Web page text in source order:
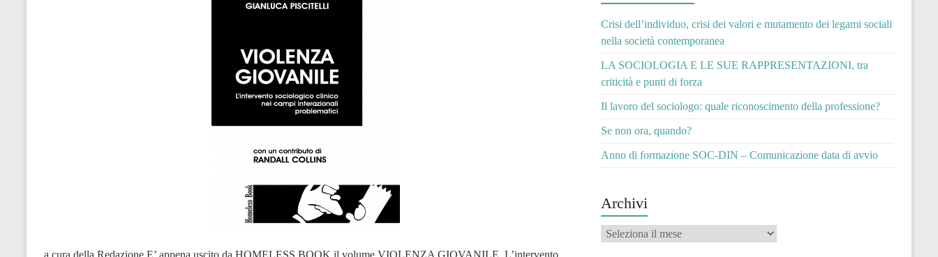
a cura della Redazione E’ appena uscito da HOMELESS BOOK il volume VIOLENZA GIOVANILE. L’intervento
Crisi dell’individuo, crisi dei valori e mutamento dei legami sociali
nella società contemporanea
LA SOCIOLOGIA E LE SUE RAPPRESENTAZIONI, tra
criticità e punti di forza
Il lavoro del sociologo: quale riconoscimento della professione?
Se non ora, quando?
Anno di formazione SOC-DIN – Comunicazione data di avvio
Archivi
Archivi